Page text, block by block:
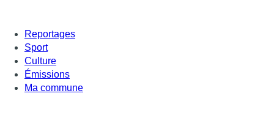
Reportages
Sport
Culture
Émissions
Ma commune